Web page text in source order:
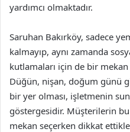
yardımcı olmaktadır.
Saruhan Bakırköy, sadece
kalmayıp, aynı zamanda
kutlamaları için de bir mekan
Düğün, nişan, doğum günü
bir yer olması, işletmenin
göstergesidir. Müşterilerin
mekan seçerken dikkat